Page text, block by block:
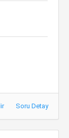
Soru Detay